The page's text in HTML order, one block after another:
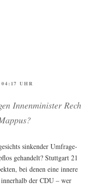
UHR
Innen­mi­nis­ter Rech
sin­ken­der Umfra­ge­
gehan­delt? Stutt­gart 21
bei denen eine inne­re
der CDU – wer